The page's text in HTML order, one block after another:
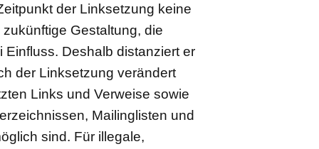
der Linksetzung keine
Gestaltung, die
Deshalb distanziert er
der Linksetzung verändert
Links und Verweise sowie
Mailinglisten und
sind. Für illegale,